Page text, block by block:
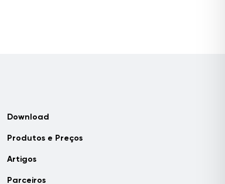
Download
Produtos e Preços
Artigos
Parceiros